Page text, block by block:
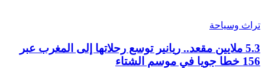
تراث وسياحة
5.3 ملايين مقعد.. ريانير توسع رحلاتها إلى المغرب عبر
156 خطا جويا في موسم الشتاء